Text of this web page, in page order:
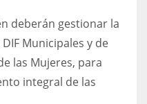
deberán gestionar la
Municipales y de
las Mujeres, para
integral de las